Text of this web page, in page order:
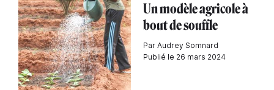
Un modèle agricole à
bout de souffle
Par Audrey Somnard
Publié le 26 mars 2024